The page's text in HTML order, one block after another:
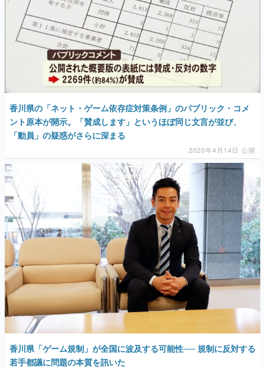
香川県の「ネット・ゲーム依存症対策条例」のパブリック・コメ
ント原本が開示。「賛成します」というほぼ同じ文言が並び、
「動員」の疑惑がさらに深まる
2020年4月14日 公開
香川県「ゲーム規制」が全国に波及する可能性── 規制に反対する
若手都議に問題の本質を訊いた